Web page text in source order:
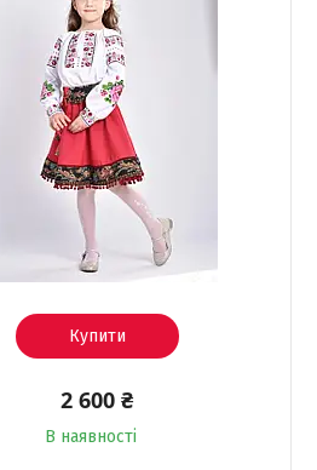
Купити
2 600 ₴
В наявності